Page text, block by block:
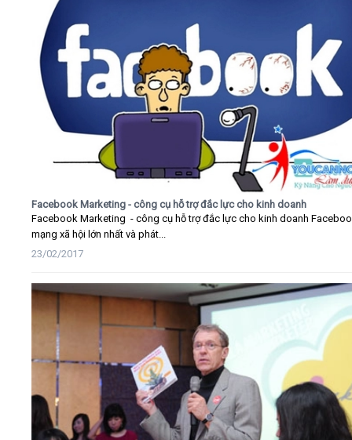
Facebook Marketing - công cụ hỗ trợ đắc lực cho kinh doanh
Facebook Marketing - công cụ hỗ trợ đắc lực cho kinh doanh
mạng xã hội lớn nhất và phát...
23/02/2017